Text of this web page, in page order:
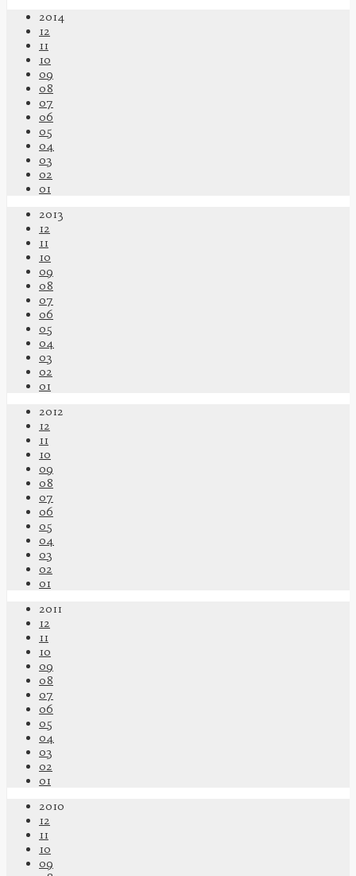
2014
12
11
10
09
08
07
06
05
04
03
02
01
2013
12
11
10
09
08
07
06
05
04
03
02
01
2012
12
11
10
09
08
07
06
05
04
03
02
01
2011
12
11
10
09
08
07
06
05
04
03
02
01
2010
12
11
10
09